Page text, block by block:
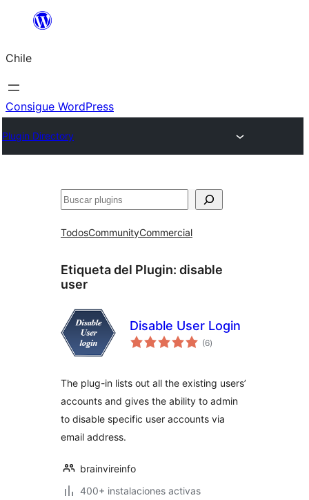
Saltar
contenido
Chile
Consigue WordPress
Plugin Directory
Buscar
TodosCommunityCommercial
Etiqueta del Plugin: disable
user
Disable User Login
(6evaluación
total
)
The plug-in lists out all the existing users’
accounts and gives the ability to admin
to disable specific user accounts via
email address.
brainvireinfo
400+ instalaciones activas